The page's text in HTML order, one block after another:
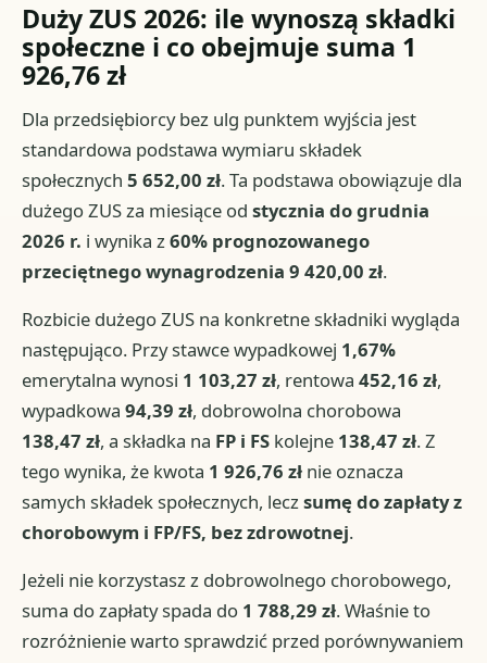
Duży ZUS 2026: ile wynoszą składki
społeczne i co obejmuje suma 1
926,76 zł
Dla przedsiębiorcy bez ulg punktem wyjścia jest
standardowa podstawa wymiaru składek
społecznych5 652,00 zł. Ta podstawa obowiązuje dla
dużego ZUS za miesiące odstycznia do grudnia
2026 r. i wynika z60% prognozowanego
przeciętnego wynagrodzenia 9 420,00 zł.
Rozbicie dużego ZUS na konkretne składniki wygląda
następująco. Przy stawce wypadkowej 1,67%
emerytalna wynosi 1 103,27 zł, rentowa452,16 zł,
wypadkowa94,39 zł, dobrowolna chorobowa
138,47 zł, a składka na FP i FS kolejne 138,47 zł. Z
tego wynika, że kwota 1 926,76 zł nie oznacza
samych składek społecznych, leczsumę do zapłaty z
chorobowym i FP/FS, bez zdrowotnej.
Jeżeli nie korzystasz z dobrowolnego chorobowego,
suma do zapłaty spada do 1 788,29 zł. Właśnie to
rozróżnienie warto sprawdzić przed porównywaniem